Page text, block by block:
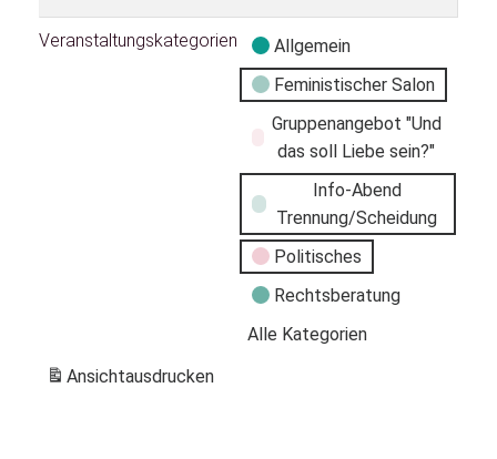
Veranstaltungskategorien
Allgemein
Feministischer Salon
Gruppenangebot "Und
das soll Liebe sein?"
Info-Abend
Trennung/Scheidung
Politisches
Rechtsberatung
Alle Kategorien
Ansichtausdrucken